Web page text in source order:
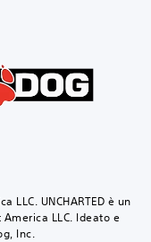
LLC. UNCHARTED è un
LLC. Ideato e
Inc.